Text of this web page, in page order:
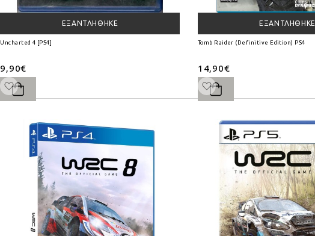
ΕΞΑΝΤΛΉΘΗΚΕ
Uncharted 4 [PS4]
9,90€
ΕΞΑΝΤΛΉΘΗΚΕ
Tomb Raider (Definitive Edition) PS4
14,90€